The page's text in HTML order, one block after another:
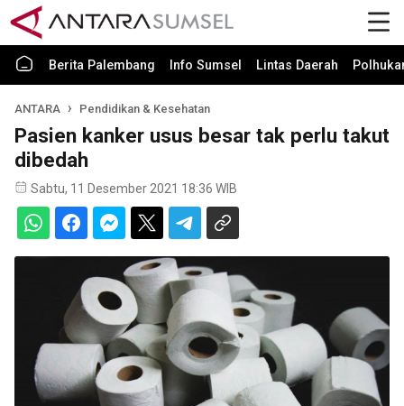
Berita Palembang Info Sumsel Lintas Daerah
ANTARA Pendidikan & Kesehatan
Pasien kanker usus besar tak perlu takut
dibedah
Sabtu, 11 Desember 2021 18:36 WIB